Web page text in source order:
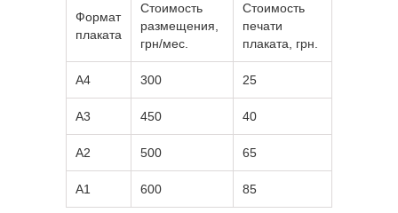
Формат
плаката
Стоимость
размещения,
грн/мес.
Стоимость
печати
плаката, грн.
А4 300 25
А3 450 40
А2 500 65
А1 600 85